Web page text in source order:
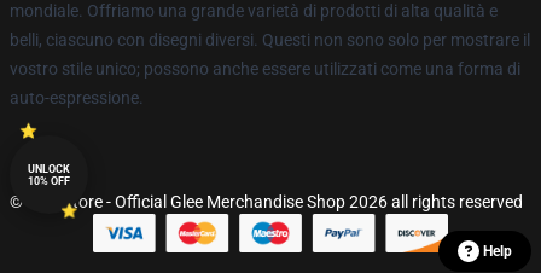
mondiale. Offriamo una grande varietà di prodotti di alta qualità e
belli, ciascuno con disegni diversi. Questi non sono solo per mostrare il
vostro stile unico; possono anche essere utilizzati come una forma di
auto-espressione.
© Glee Store - Official Glee Merchandise Shop 2026 all rights reserved
UNLOCK
10% OFF
Help